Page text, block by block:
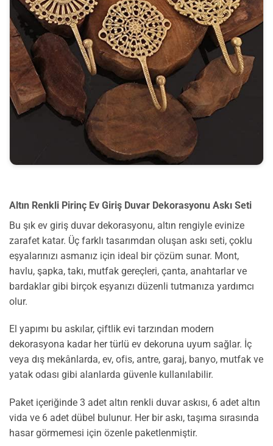
Altın Renkli Pirinç Ev Giriş Duvar Dekorasyonu Askı Seti
Bu şık ev giriş duvar dekorasyonu, altın rengiyle evinize
zarafet katar. Üç farklı tasarımdan oluşan askı seti, çoklu
eşyalarınızı asmanız için ideal bir çözüm sunar. Mont,
havlu, şapka, takı, mutfak gereçleri, çanta, anahtarlar ve
bardaklar gibi birçok eşyanızı düzenli tutmanıza yardımcı
olur.
El yapımı bu askılar, çiftlik evi tarzından modern
dekorasyona kadar her türlü ev dekoruna uyum sağlar. İç
veya dış mekânlarda, ev, ofis, antre, garaj, banyo, mutfak ve
yatak odası gibi alanlarda güvenle kullanılabilir.
Paket içeriğinde 3 adet altın renkli duvar askısı, 6 adet altın
vida ve 6 adet dübel bulunur. Her bir askı, taşıma sırasında
hasar görmemesi için özenle paketlenmiştir.